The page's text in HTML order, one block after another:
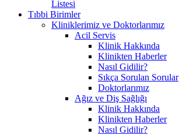
Listesi
Tıbbi Birimler
Kliniklerimiz ve Doktorlarımız
Acil Servis
Klinik Hakkında
Klinikten Haberler
Nasıl Gidilir?
Sıkça Sorulan Sorular
Doktorlarımız
Ağız ve Diş Sağlığı
Klinik Hakkında
Klinikten Haberler
Nasıl Gidilir?